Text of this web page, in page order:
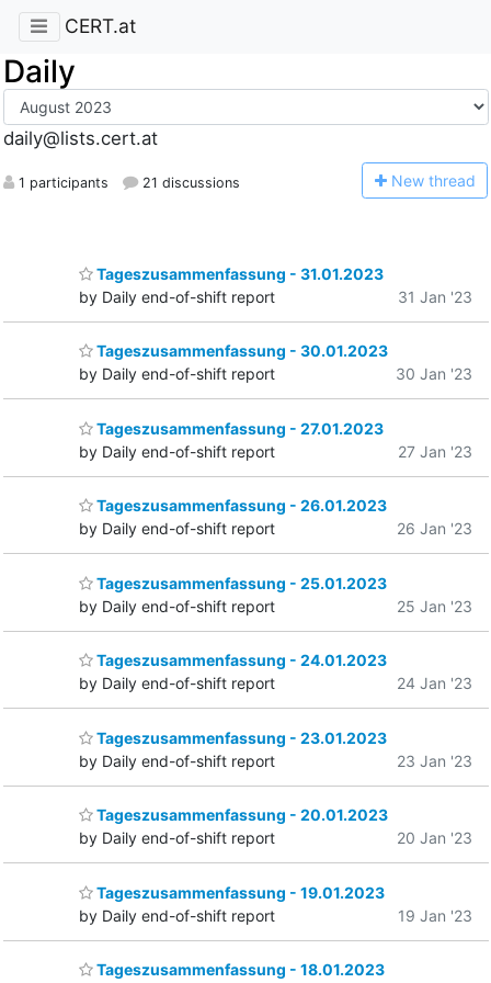
CERT.at
Daily
daily@lists.cert.at
1 participants 21 discussions New thread
Tageszusammenfassung - 31.01.2023
by Daily end-of-shift report
31 Jan '23
Tageszusammenfassung - 30.01.2023
by Daily end-of-shift report
30 Jan '23
Tageszusammenfassung - 27.01.2023
by Daily end-of-shift report
27 Jan '23
Tageszusammenfassung - 26.01.2023
by Daily end-of-shift report
26 Jan '23
Tageszusammenfassung - 25.01.2023
by Daily end-of-shift report
25 Jan '23
Tageszusammenfassung - 24.01.2023
by Daily end-of-shift report
24 Jan '23
Tageszusammenfassung - 23.01.2023
by Daily end-of-shift report
23 Jan '23
Tageszusammenfassung - 20.01.2023
by Daily end-of-shift report
20 Jan '23
Tageszusammenfassung - 19.01.2023
by Daily end-of-shift report
19 Jan '23
Tageszusammenfassung - 18.01.2023